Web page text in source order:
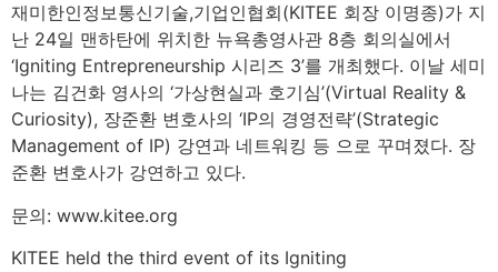
재미한인정보통신기술,기업인협회(KITEE 회장 이명종)가 지
난 24일 맨하탄에 위치한 뉴욕총영사관 8층 회의실에서
‘Igniting Entrepreneurship 시리즈 3’를 개최했다. 이날 세미
나는 김건화 영사의 ‘가상현실과 호기심’(Virtual Reality &
Curiosity), 장준환 변호사의 ‘IP의 경영전략’(Strategic
Management of IP) 강연과 네트워킹 등 으로 꾸며졌다. 장
준환 변호사가 강연하고 있다.
문의: www.kitee.org
KITEE held the third event of its Igniting